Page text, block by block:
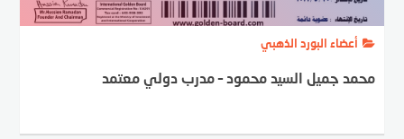
أعضاء البورد الذهبي
محمد جميل السيد محمود – مدرب دولي معتمد